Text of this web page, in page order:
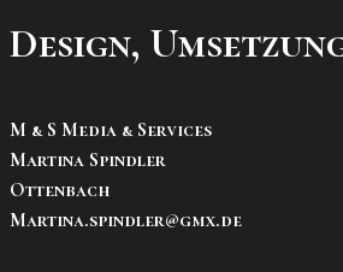
Design,
M & S Media & Services
Martina Spindler
Ottenbach
Martina.spindler@gmx.de